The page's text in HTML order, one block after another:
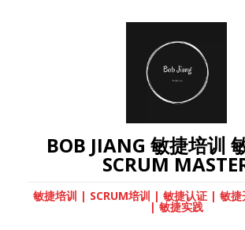
BOB JIANG 敏捷培训
SCRUM
敏捷培训 | SCRUM培训 | 敏捷认证 | 敏
| 敏捷实践